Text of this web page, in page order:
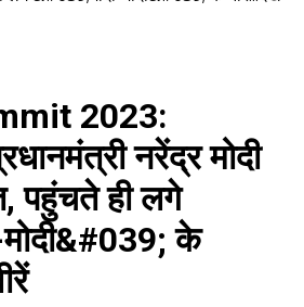
2023:
नरेंद्र मोदी
पहुंचते ही लगे
के